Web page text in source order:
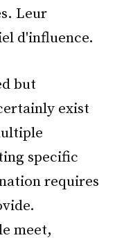
Leur
d'influence.
but
exist
specific
requires
meet,